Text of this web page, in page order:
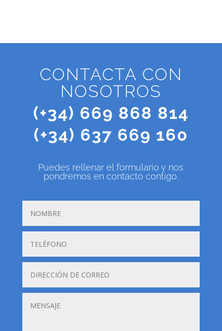
CONTACTA CON
NOSOTROS
(+34) 669 868 814
(+34) 637 669 160
Puedes rellenar el formulario y nos
pondremos en contacto contigo.